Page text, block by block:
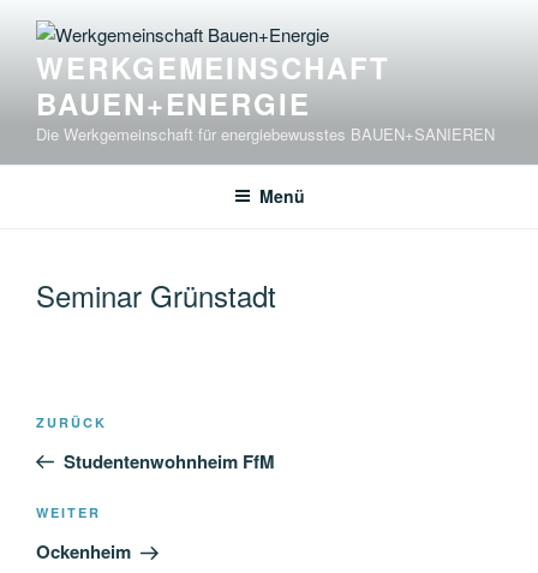
Inhalt
springenWERKGEMEINSCHAFT
BAUEN+ENERGIE
Die Werkgemeinschaft für energiebewusstes BAUEN+SANIEREN
Menü
Seminar Grünstadt
Beitragsnavigation
Vorheriger
Beitrag
ZURÜCK
Studentenwohnheim FfM
Nächster
Beitrag
WEITER
Ockenheim